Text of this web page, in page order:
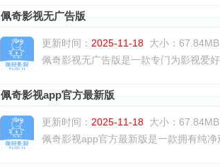
佩奇影视无广告版
更新时间： 2025-11-18 大小：67.84MB
佩奇影视无广告版是一款专门为影视爱
佩奇影视app官方最新版
更新时间： 2025-11-18 大小：67.84MB
佩奇影视app官方最新版是一款拥有纯